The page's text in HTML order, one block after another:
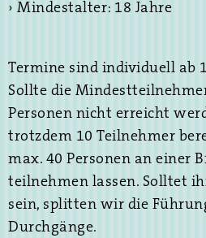
› Mindestalter: 18 Jahre
Termine sind individuell ab
Sollte die
Personen nicht erreicht
trotzdem 10 Teilnehmer
max. 40 Personen an einer
teilnehmen lassen. Solltet
sein, splitten wir die
Durchgänge.